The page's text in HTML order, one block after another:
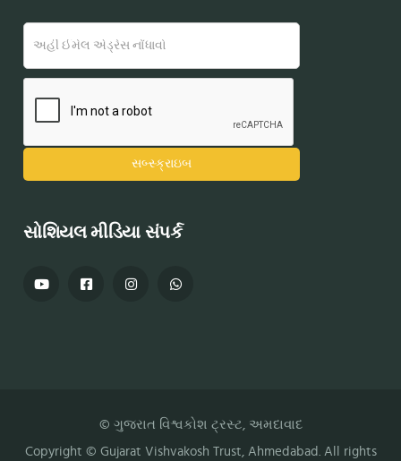
સોશિયલ મીડિયા સંપર્ક
© ગુજરાત વિશ્વકોશ ટ્રસ્ટ, અમદાવાદ
Copyright © Gujarat Vishvakosh Trust, Ahmedabad. All rights